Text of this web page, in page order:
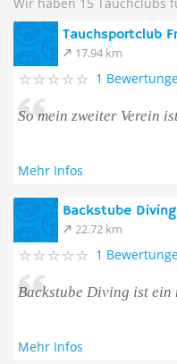
Tauchsportclub
17.94 km
1
So mein zweiter Verein
Mehr Infos
Backstube
22.72 km
1
Backstube Diving ist ein
Mehr Infos